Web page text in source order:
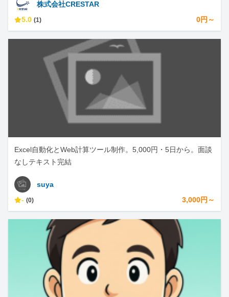
株式会社CRESTAR
5.0 (1) 0円～
Excel自動化とWeb計算ツール制作。5,000円・5日から。面談
なしテキスト完結
suya
- (0) 3,000円～